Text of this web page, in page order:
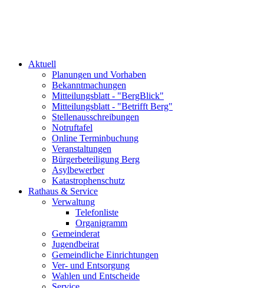
Aktuell
Planungen und Vorhaben
Bekanntmachungen
Mitteilungsblatt - "BergBlick"
Mitteilungsblatt - "Betrifft Berg"
Stellenausschreibungen
Notruftafel
Online Terminbuchung
Veranstaltungen
Bürgerbeteiligung Berg
Asylbewerber
Katastrophenschutz
Rathaus & Service
Verwaltung
Telefonliste
Organigramm
Gemeinderat
Jugendbeirat
Gemeindliche Einrichtungen
Ver- und Entsorgung
Wahlen und Entscheide